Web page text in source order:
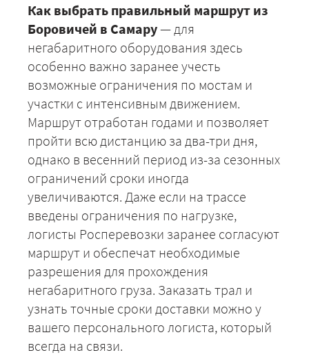
Как выбрать правильный маршрут из
Боровичей в Самару— для
негабаритного оборудования здесь
особенно важно заранее учесть
возможные ограничения по мостам и
участки с интенсивным движением.
Маршрут отработан годами и позволяет
пройти всю дистанцию за два-три дня,
однако в весенний период из-за сезонных
ограничений сроки иногда
увеличиваются. Даже если на трассе
введены ограничения по нагрузке,
логисты Росперевозки заранее согласуют
маршрут и обеспечат необходимые
разрешения для прохождения
негабаритного груза. Заказать трал и
узнать точные сроки доставки можно у
вашего персонального логиста, который
всегда на связи.